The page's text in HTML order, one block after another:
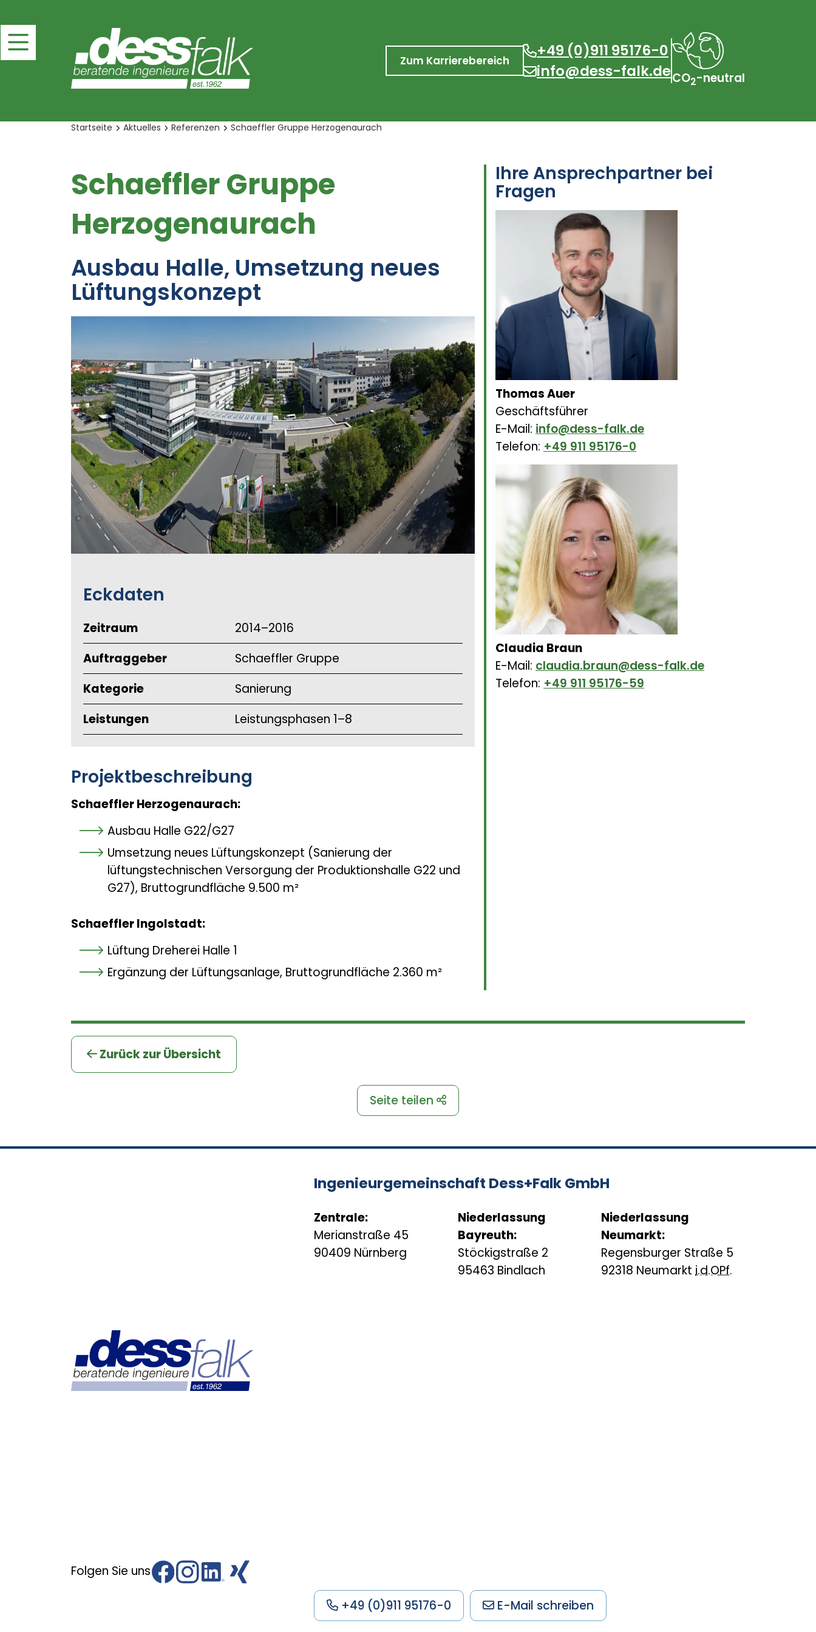
Zum Karrierebereich
+49 (0)911 95176-0
info@dess-falk.deCO2-neutral
Startseite Aktuelles Referenzen Schaeffler Gruppe Herzogenaurach
Schaeffler Gruppe
Herzogenaurach
Ausbau Halle, Umsetzung neues
Lüftungskonzept
Eckdaten
Zeitraum
2014–2016
Auftraggeber
Schaeffler Gruppe
Kategorie
Sanierung
Leistungen
Leistungsphasen 1–8
Projektbeschreibung
Schaeffler Herzogenaurach:
Ausbau Halle G22/G27
Umsetzung neues Lüftungskonzept (Sanierung der
lüftungstechnischen Versorgung der Produktionshalle G22 und
G27), Bruttogrundfläche 9.500 m²
Schaeffler Ingolstadt:
Lüftung Dreherei Halle 1
Ergänzung der Lüftungsanlage, Bruttogrundfläche 2.360 m²
Ihre Ansprechpartner bei
Fragen
Thomas Auer
Geschäftsführer
E-Mail: info@dess-falk.de
Telefon: +49 911 95176-0
Claudia Braun
E-Mail: claudia.braun@dess-falk.de
Telefon: +49 911 95176-59
Zurück zur Übersicht
Seite teilen
Folgen Sie uns
Ingenieurgemeinschaft Dess+FalkGmbH
Zentrale:
Merianstraße 45
90409 Nürnberg
Niederlassung
Bayreuth:
Stöckigstraße 2
95463 Bindlach
Niederlassung
Neumarkt:
Regensburger Straße 5
92318 Neumarkti.d.OPf.
+49 (0)911 95176-0 E-Mail schreiben